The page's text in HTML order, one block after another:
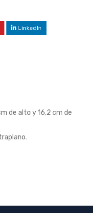
LinkedIn
de alto y 16,2 cm de